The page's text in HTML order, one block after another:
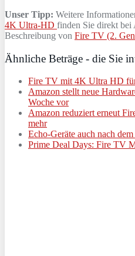
Unser Tipp: Weitere
4K Ultra-HD finden Sie direkt bei
Beschreibung von Fire TV (2.
Ähnliche Beträge - die Sie
Fire TV mit 4K Ultra HD
Amazon stellt neue
Woche vor
Amazon reduziert erneut
mehr
Echo-Geräte auch nach
Prime Deal Days: Fire TV